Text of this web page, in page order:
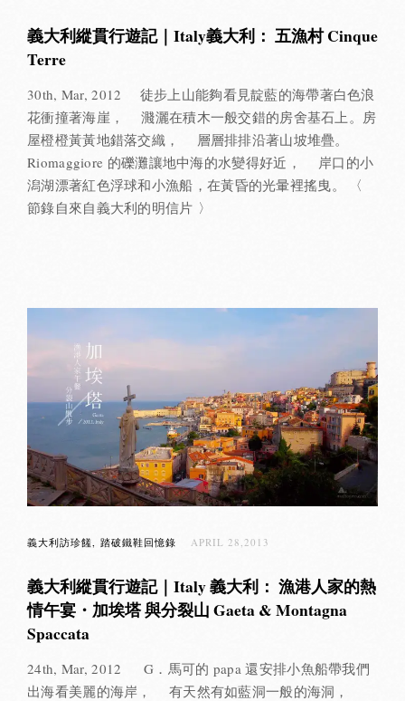
義大利縱貫行遊記｜Italy義大利： 五漁村 Cinque
Terre
30th, Mar, 2012 徒步上山能夠看見靛藍的海帶著白色浪
花衝撞著海崖， 濺灑在積木一般交錯的房舍基石上。房
屋橙橙黃黃地錯落交織， 層層排排沿著山坡堆疊。
Riomaggiore 的礫灘讓地中海的水變得好近， 岸口的小
潟湖漂著紅色浮球和小漁船，在黃昏的光暈裡搖曳。 〈
節錄自來自義大利的明信片 〉
義大利訪珍饈 踏破鐵鞋回憶錄 APRIL 28,2013
義大利縱貫行遊記｜Italy 義大利： 漁港人家的熱
情午宴・加埃塔 與分裂山 Gaeta & Montagna
Spaccata
24th, Mar, 2012 G．馬可的 papa 還安排小魚船帶我們
出海看美麗的海岸， 有天然有如藍洞一般的海洞，